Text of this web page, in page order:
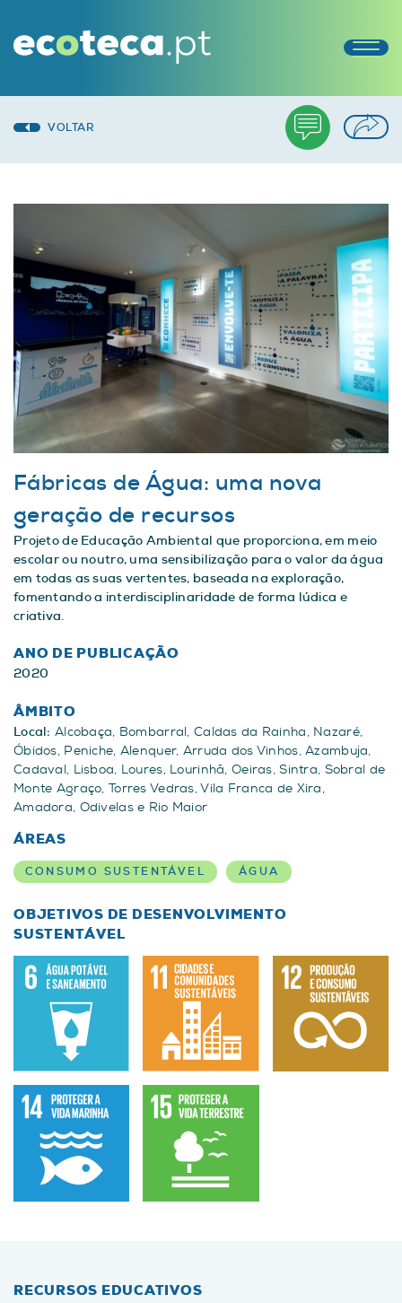
VOLTAR
Fábricas de Água: uma nova
geração de recursos
Projeto de Educação Ambiental que proporciona, em meio
escolar ou noutro, uma sensibilização para o valor da água
em todas as suas vertentes, baseada na exploração,
fomentando a interdisciplinaridade de forma lúdica e
criativa.
ANO DE PUBLICAÇÃO
2020
ÂMBITO
Local: Alcobaça, Bombarral, Caldas da Rainha, Nazaré,
Óbidos, Peniche, Alenquer, Arruda dos Vinhos, Azambuja,
Cadaval, Lisboa, Loures, Lourinhã, Oeiras, Sintra, Sobral de
Monte Agraço, Torres Vedras, Vila Franca de Xira,
Amadora, Odivelas e Rio Maior
ÁREAS
CONSUMO SUSTENTÁVEL ÁGUA
OBJETIVOS DE DESENVOLVIMENTO
SUSTENTÁVEL
RECURSOS EDUCATIVOS